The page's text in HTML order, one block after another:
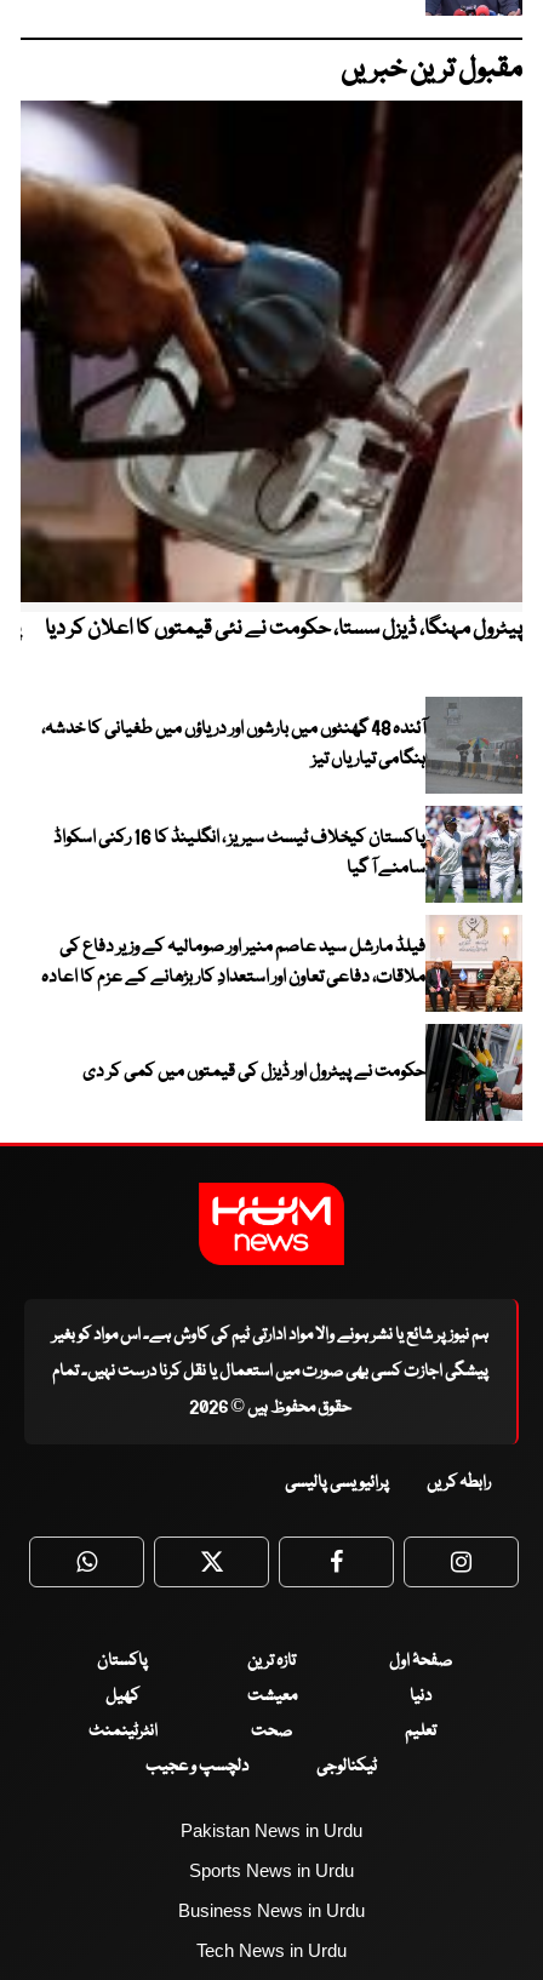
مقبول ترین خبریں
پیٹرول مہنگا، ڈیزل سستا، حکومت نے نئی قیمتوں کا اعلان کر دیا
آئندہ 48 گھنٹوں میں بارشوں اور دریاؤں میں طغیانی کا خدشہ،
ہنگامی تیاریاں تیز
پاکستان کیخلاف ٹیسٹ سیریز ، انگلینڈ کا 16 رکنی اسکواڈ
سامنے آ گیا
فیلڈ مارشل سید عاصم منیر اور صومالیہ کے وزیر دفاع کی
ملاقات، دفاعی تعاون اور استعدادِ کار بڑھانے کے عزم کا اعادہ
حکومت نے پیٹرول اور ڈیزل کی قیمتوں میں کمی کر دی
ہم نیوز پر شائع یا نشر ہونے والا مواد ادارتی ٹیم کی کاوش ہے۔ اس مواد کو بغیر
پیشگی اجازت کسی بھی صورت میں استعمال یا نقل کرنا درست نہیں۔ تمام
حقوق محفوظ ہیں © 2026
رابطہ کریں پرائیویسی پالیسی
WhatsApp Twitter Facebook
صفحۂ اول تازہ ترین
پاکستان
دنیا
معیشت
کھیل
تعلیم
صحت
انٹرٹینمنٹ
ٹیکنالوجی
دلچسپ و عجیب
Pakistan News in Urdu
Sports News in Urdu
Business News in Urdu
Tech News in Urdu